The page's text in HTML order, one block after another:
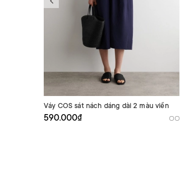
Váy COS sát nách dáng dài 2 màu viền
590.000₫